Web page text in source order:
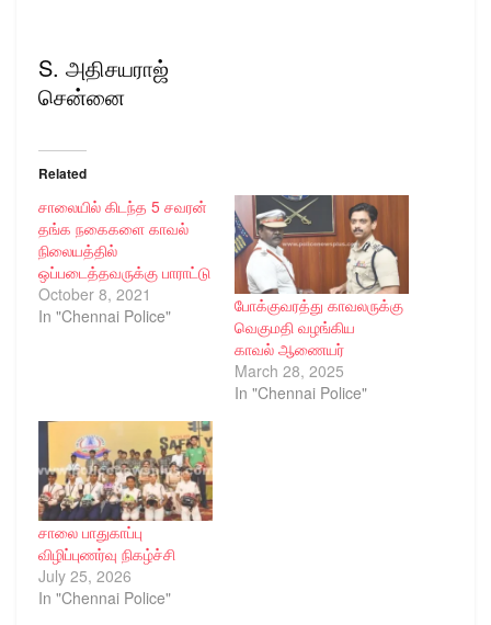
S. அதிசயராஜ்
சென்னை
Related
சாலையில் கிடந்த 5 சவரன்
தங்க நகைகளை காவல்
நிலையத்தில்
ஒப்படைத்தவருக்கு பாராட்டு
October 8, 2021
In "Chennai Police"
போக்குவரத்து காவலருக்கு
வெகுமதி வழங்கிய
காவல் ஆணையர்
March 28, 2025
In "Chennai Police"
சாலை பாதுகாப்பு
விழிப்புணர்வு நிகழ்ச்சி
July 25, 2026
In "Chennai Police"